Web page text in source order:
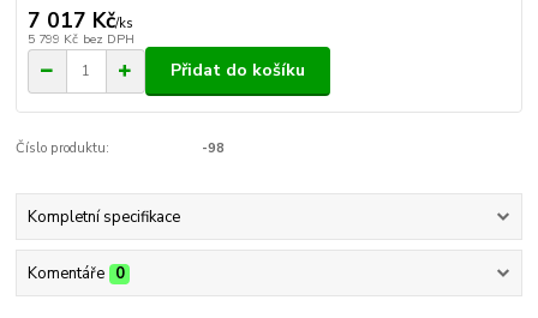
7 017 Kč/ks
5 799 Kč bez DPH
Přidat do košíku
Číslo produktu: -98
Kompletní specifikace
Komentáře 0